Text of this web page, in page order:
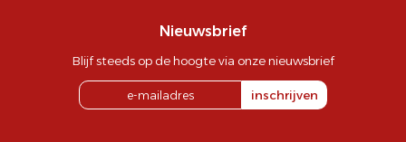
Nieuwsbrief
Blijf steeds op de hoogte via onze nieuwsbrief
inschrijven